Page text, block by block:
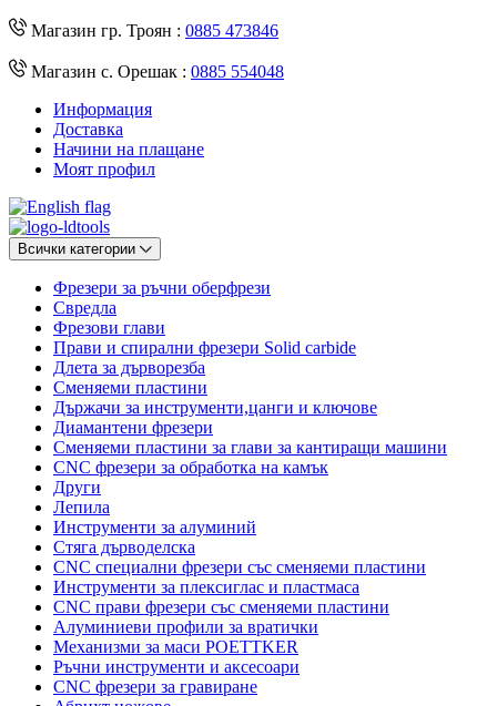
Магазин гр. Троян : 0885 473846
Магазин с. Орешак : 0885 554048
Информация
Доставка
Начини на плащане
Моят профил
Всички категории
Фрезери за ръчни оберфрези
Свредла
Фрезови глави
Прави и спирални фрезери Solid carbide
Длета за дърворезба
Сменяеми пластини
Държачи за инструменти,цанги и ключове
Диамантени фрезери
Сменяеми пластини за глави за кантиращи машини
CNC фрезери за обработка на камък
Други
Лепила
Инструменти за алуминий
Стяга дърводелска
CNC специални фрезери със сменяеми пластини
Инструменти за плексиглас и пластмаса
CNC прави фрезери със сменяеми пластини
Алуминиеви профили за вратички
Механизми за маси POETTKER
Ръчни инструменти и аксесоари
CNC фрезери за гравиране